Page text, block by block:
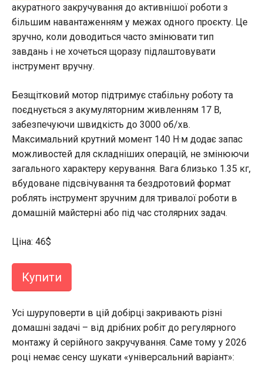
акуратного закручування до активнішої роботи з
більшим навантаженням у межах одного проєкту. Це
зручно, коли доводиться часто змінювати тип
завдань і не хочеться щоразу підлаштовувати
інструмент вручну.
Безщітковий мотор підтримує стабільну роботу та
поєднується з акумуляторним живленням 17 В,
забезпечуючи швидкість до 3000 об/хв.
Максимальний крутний момент 140 Н·м додає запас
можливостей для складніших операцій, не змінюючи
загального характеру керування. Вага близько 1.35 кг,
вбудоване підсвічування та бездротовий формат
роблять інструмент зручним для тривалої роботи в
домашній майстерні або під час столярних задач.
Ціна: 46$
Купити
Усі шуруповерти в цій добірці закривають різні
домашні задачі – від дрібних робіт до регулярного
монтажу й серійного закручування. Саме тому у 2026
році немає сенсу шукати «універсальний варіант»: